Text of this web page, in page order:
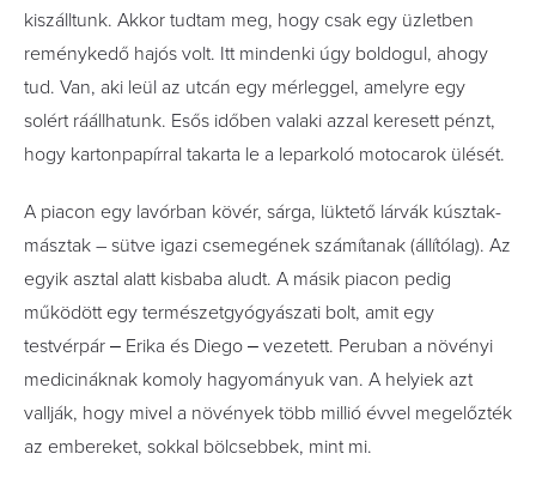
kiszálltunk. Akkor tudtam meg, hogy csak egy üzletben
reménykedő hajós volt. Itt mindenki úgy boldogul, ahogy
tud. Van, aki leül az utcán egy mérleggel, amelyre egy
solért ráállhatunk. Esős időben valaki azzal keresett pénzt,
hogy kartonpapírral takarta le a leparkoló motocarok ülését.
A piacon egy lavórban kövér, sárga, lüktető lárvák kúsztak-
másztak – sütve igazi csemegének számítanak (állítólag). Az
egyik asztal alatt kisbaba aludt. A másik piacon pedig
működött egy természetgyógyászati bolt, amit egy
testvérpár ‒ Erika és Diego ‒ vezetett. Peruban a növényi
medicináknak komoly hagyományuk van. A helyiek azt
vallják, hogy mivel a növények több millió évvel megelőzték
az embereket, sokkal bölcsebbek, mint mi.